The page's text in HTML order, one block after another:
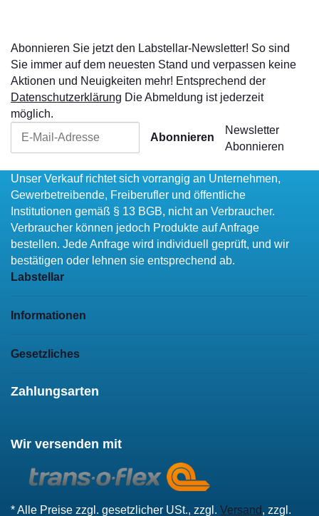
Abonnieren Sie jetzt den Labstellar-Newsletter! So sind
Sie immer auf dem neuesten Stand und verpassen keine
Aktionen und Neuigkeiten mehr! Entsprechend der
Datenschutzerklärung Die Abmeldung ist jederzeit
möglich.
Abonnieren
Newsletter
Abonnieren
Unser Verkauf richtet sich vorrangig an Unternehmen,
Gewerbetreibende, Freiberufler und öffentliche
Institutionen gemäß § 13 BGB, nicht an Verbraucher.
Verbraucher können jedoch Produkte auf Anfrage
bestellen. Jede Anfrage wird individuell geprüft, und wir
bestätigen oder lehnen sie entsprechend ab.
Labstellar
Informationen
Gesetzliches
Zahlungsarten
Wir versenden mit
* Alle Preise zzgl. gesetzlicher USt., zzgl. Versand, zzgl.